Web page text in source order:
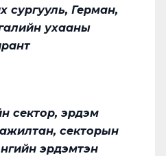
сургууль, Герман,
ухааны
сектор, эрдэм
секторын
эрдэмтэн